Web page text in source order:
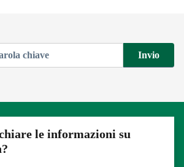
Invio
le informazioni su